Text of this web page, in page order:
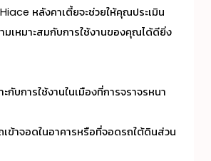
Hiace หลังคาเตี้ยจะช่วยให้คุณประเมิน
มเหมาะสมกับการใช้งานของคุณได้ดียิ่ง
ะกับการใช้งานในเมืองที่การจราจรหนา
เข้าจอดในอาคารหรือที่จอดรถใต้ดินส่วน